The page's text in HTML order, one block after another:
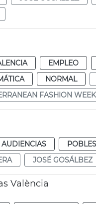
EMPLEO
NORMAL
FASHION WEEK
JOSÉ GOSÁLBEZ
València